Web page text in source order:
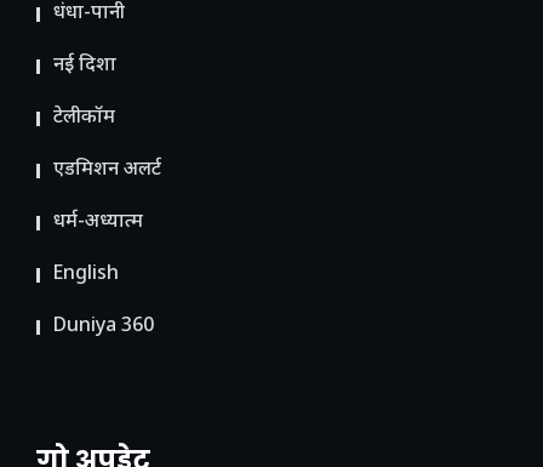
धंधा-पानी
नई दिशा
टेलीकॉम
ए​डमिशन अलर्ट
धर्म-अध्यात्म
English
Duniya 360